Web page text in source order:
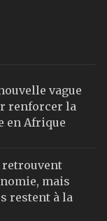
vague
renforcer la
en Afrique
retrouvent
mais
restent à la